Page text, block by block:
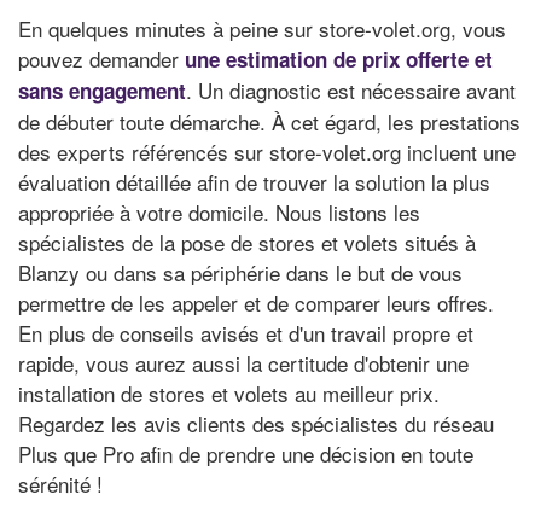
En quelques minutes à peine sur store-volet.org, vous
pouvez demander une estimation de prix offerte et
sans engagement. Un diagnostic est nécessaire avant
de débuter toute démarche. À cet égard, les prestations
des experts référencés sur store-volet.org incluent une
évaluation détaillée afin de trouver la solution la plus
appropriée à votre domicile. Nous listons les
spécialistes de la pose de stores et volets situés à
Blanzy ou dans sa périphérie dans le but de vous
permettre de les appeler et de comparer leurs offres.
En plus de conseils avisés et d'un travail propre et
rapide, vous aurez aussi la certitude d'obtenir une
installation de stores et volets au meilleur prix.
Regardez les avis clients des spécialistes du réseau
Plus que Pro afin de prendre une décision en toute
sérénité !